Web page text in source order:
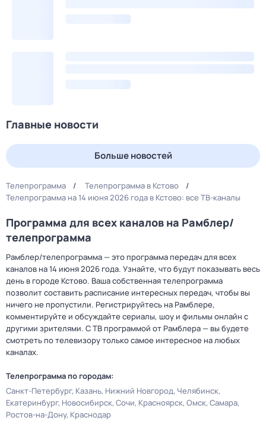
Главные новости
Больше новостей
Телепрограмма
Телепрограмма в Кстово
Телепрограмма на 14 июня 2026 года в Кстово: все ТВ-каналы
Программа для всех каналов на Рамблер/
телепрограмма
Рамблер/телепрограмма — это программа передач для всех
каналов на 14 июня 2026 года. Узнайте, что будут показывать весь
день в городе Кстово. Ваша собственная телепрограмма
позволит составить расписание интересных передач, чтобы вы
ничего не пропустили. Регистрируйтесь на Рамблере,
комментируйте и обсуждайте сериалы, шоу и фильмы онлайн с
другими зрителями. С ТВ программой от Рамблера — вы будете
смотреть по телевизору только самое интересное на любых
каналах.
Телепрограмма по городам:
Санкт-Петербург Казань Нижний Новгород Челябинск
Екатеринбург Новосибирск Сочи Красноярск Омск Самара
Ростов-на-Дону Краснодар